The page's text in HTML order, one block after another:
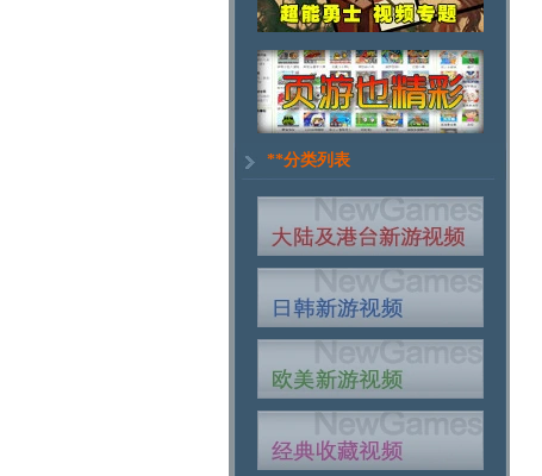
**分类列表